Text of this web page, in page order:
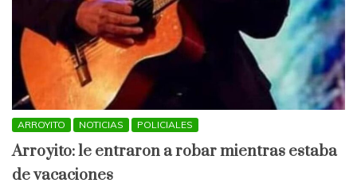
ARROYITO NOTICIAS POLICIALES
Arroyito: le entraron a robar mientras estaba
de vacaciones